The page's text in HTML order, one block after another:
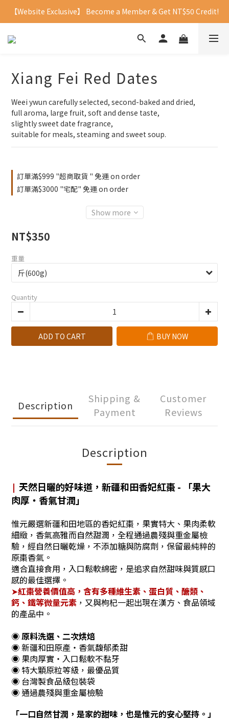
【Website Exclusive】 Become a Member & Get NT$50 Credit!
Xiang Fei Red Dates
Weei ywun carefully selected, second-baked and dried,
full aroma, large fruit, soft and dense taste,
slightly sweet date fragrance,
suitable for meals, steaming and sweet soup.
訂單滿$999 "超商取貨 " 免運 on order
訂單滿$3000 "宅配" 免運 on order
Show more
NT$350
重量
Quantity
ADD TO CART BUY NOW
Description
Shipping &
Payment
Customer
Reviews
Description
| 天然日曬的好味道，新疆和田香妃紅棗 - 「果大
肉厚・香氣甘潤」
惟元嚴選新疆和田地區的香妃紅棗，果實特大、果肉柔軟
細緻，香氣高雅而自然甜潤， 全程通過農殘與重金屬檢
驗，經自然日曬乾燥，不添加糖與防腐劑，保留最純粹的
原棗香氣。
適合直接食用，入口鬆軟綿密，是追求自然甜味與質感口
感的最佳選擇。
➤紅棗營養價值高，含有多種維生素、蛋白質、醣類、
鈣、鐵等微量元素 ，又與枸杞一起出現在漢方、食品領域
的產品中。
◉原料洗選、二次烘焙
◉ 新疆和田原產・香氣馥郁柔甜
◉ 果肉厚實・入口鬆軟不黏牙
◉ 特大顆原粒等級，最優品質
◉ 台灣製食品級包裝袋
◉ 通過農殘與重金屬檢驗
「一口自然甘潤，是家的甜味，也是惟元的安心堅持。」